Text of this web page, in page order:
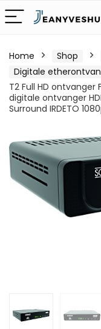
Home Shop
Digitale
T2 Full HD
digitale ontvanger
Surround IRDETO